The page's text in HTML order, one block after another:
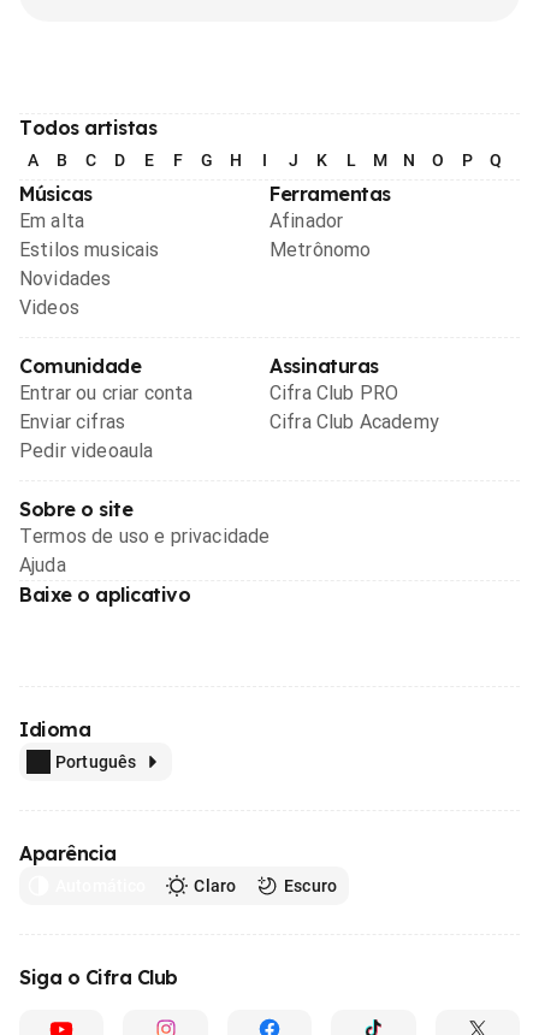
Todos artistas
A B C D E F G H I J K L M N O P Q
Músicas
Em alta
Estilos musicais
Novidades
Videos
Ferramentas
Afinador
Metrônomo
Comunidade
Entrar ou criar conta
Enviar cifras
Pedir videoaula
Assinaturas
Cifra Club PRO
Cifra Club Academy
Sobre o site
Termos de uso e privacidade
Ajuda
Baixe o aplicativo
Idioma
Português
Aparência
Claro Escuro
Siga o Cifra Club